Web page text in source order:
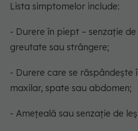
Lista simptomelor include:
- Durere în piept – senzație
greutate sau strângere;
- Durere care se răspândește
maxilar, spate sau abdomen;
- Amețeală sau senzație de